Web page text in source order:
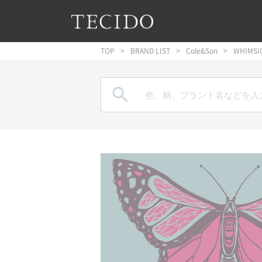
メインナビゲーションへジャンプ
メインコンテンツへジャンプ
フッターへジャンプ
TOP BRAND LIST Cole&Son
